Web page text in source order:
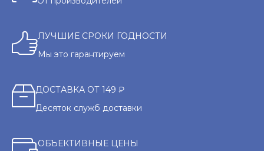
ЛУЧШИЕ СРОКИ ГОДНОСТИ
Мы это гарантируем
ДОСТАВКА ОТ 149 ₽
Десяток служб доставки
ОБЪЕКТИВНЫЕ ЦЕНЫ